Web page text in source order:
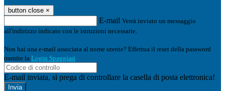
button close ×
E-mail Verrà inviato un messaggio
all'indirizzo indicato con le istruzioni necessarie.
Non hai una e-mail associata al nome utente? Effettua il reset della password
tramite la Login Spaggiari
E-mail inviata, si prega di controllare la casella di posta elettronica!